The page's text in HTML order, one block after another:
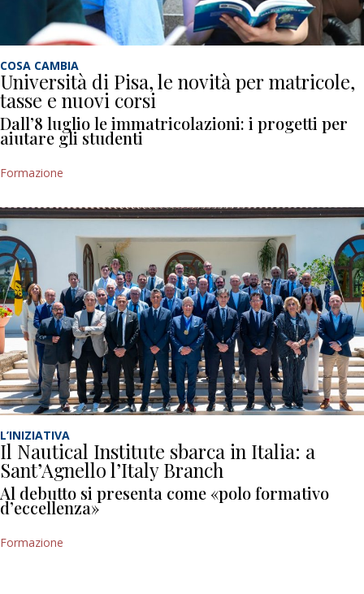
COSA CAMBIA
Università di Pisa, le novità per matricole,
tasse e nuovi corsi
Dall’8 luglio le immatricolazioni: i progetti per
aiutare gli studenti
Formazione
L’INIZIATIVA
Il Nautical Institute sbarca in Italia: a
Sant’Agnello l’Italy Branch
Al debutto si presenta come «polo formativo
d’eccellenza»
Formazione